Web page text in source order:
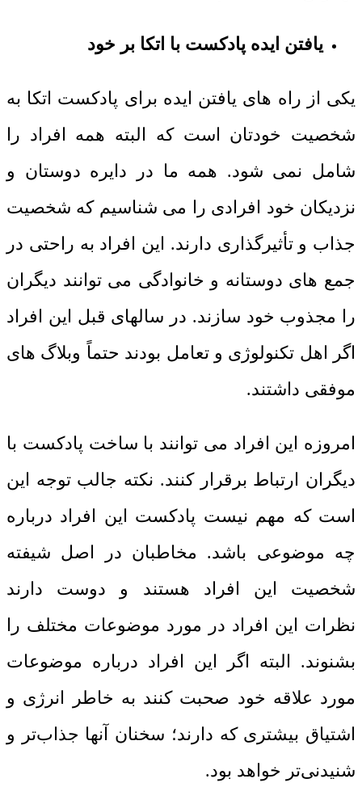
یافتن ایده پادکست با اتکا بر خود
یکی از راه های یافتن ایده برای پادکست اتکا به
شخصیت خودتان است که البته همه افراد را
شامل نمی شود. همه ما در دایره دوستان و
نزدیکان خود افرادی را می شناسیم که شخصیت
جذاب و تأثیرگذاری دارند. این افراد به راحتی در
جمع های دوستانه و خانوادگی می توانند دیگران
را مجذوب خود سازند. در سالهای قبل این افراد
اگر اهل تکنولوژی و تعامل بودند حتماً وبلاگ های
موفقی داشتند.
امروزه این افراد می توانند با ساخت پادکست با
دیگران ارتباط برقرار کنند. نکته جالب توجه این
است که مهم نیست پادکست این افراد درباره
چه موضوعی باشد. مخاطبان در اصل شیفته
شخصیت این افراد هستند و دوست دارند
نظرات این افراد در مورد موضوعات مختلف را
بشنوند. البته اگر این افراد درباره موضوعات
مورد علاقه خود صحبت کنند به خاطر انرژی و
اشتیاق بیشتری که دارند؛ سخنان آنها جذاب‌تر و
شنیدنی‌تر خواهد بود.